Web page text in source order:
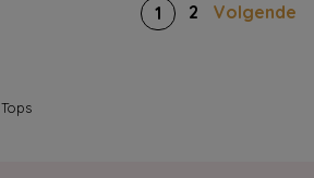
1 2 Volgende
Tops